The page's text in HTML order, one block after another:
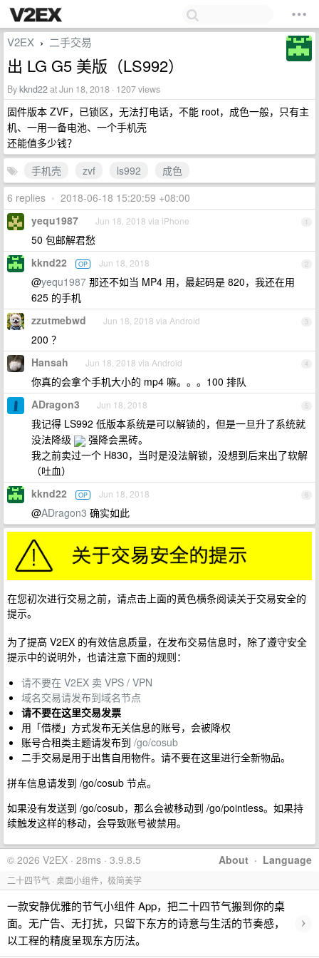
V2EX › 二手交易
出 LG G5 美版（LS992）
Bykknd22at Jun 18, 2018 · 1207 views
固件版本 ZVF，已锁区，无法打电话，不能 root，成色一般，只有主
机、一用一备电池、一个手机壳
还能值多少钱？
手机壳
zvf ls992
成色
6 replies • 2018-06-18 15:20:59 +08:00
1
yequ1987 Jun 18, 2018 via iPhone
50 包邮解君愁
2
kknd22 OP Jun 18, 2018
@yequ1987 那还不如当 MP4 用，最起码是 820，我还在用
625 的手机
3
zzutmebwd Jun 18, 2018 via Android
200 ？
4
Hansah Jun 18, 2018 via Android
你真的会拿个手机大小的 mp4 嘛。。。100 排队
5
ADragon3 Jun 18, 2018
我记得 LS992 低版本系统是可以解锁的，但是一旦升了系统就
没法降级
强降会黑砖。
我之前卖过一个 H830，当时是没法解锁，没想到后来出了软解
（吐血）
6
kknd22 OP Jun 18, 2018
@ADragon3 确实如此
在您初次进行交易之前，请点击上面的黄色横条阅读关于交易安全的
提示。
为了提高 V2EX 的有效信息质量，在发布交易信息时，除了遵守安全
提示中的说明外，也请注意下面的规则：
请不要在 V2EX 卖 VPS / VPN
域名交易请发布到域名节点
请不要在这里交易发票
用「借楼」方式发布无关信息的账号，会被降权
账号合租类主题请发布到 /go/cosub
二手交易是用于出售自用物件。请不要在这里进行全新物品。
拼车信息请发到 /go/cosub 节点。
如果没有发送到 /go/cosub，那么会被移动到 /go/pointless。如果持
续触发这样的移动，会导致账号被禁用。
About · Language
© 2026 V2EX · 28ms · 3.9.8.5
二十四节气 · 桌面小组件，极简美学
一款安静优雅的节气小组件 App，把二十四节气搬到你的桌
面。无广告、无打扰，只留下东方的诗意与生活的节奏感，
以工程的精度呈现东方历法。
›